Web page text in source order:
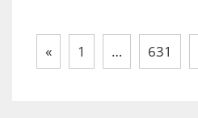
« 1 … 631